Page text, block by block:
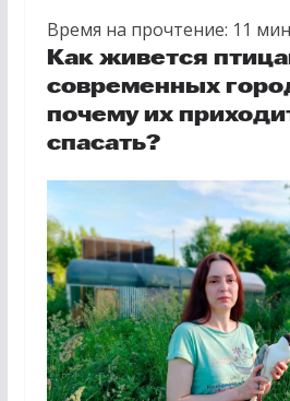
Время на прочтение: 11
Как живется
современных
почему их
спасать?